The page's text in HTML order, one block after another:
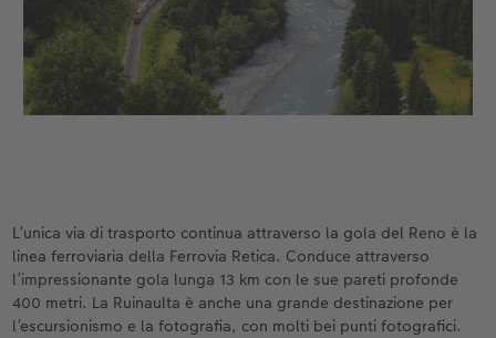
L’unica via di trasporto continua attraverso la gola del Reno è la
linea ferroviaria della Ferrovia Retica. Conduce attraverso
l’impressionante gola lunga 13 km con le sue pareti profonde
400 metri. La Ruinaulta è anche una grande destinazione per
l’escursionismo e la fotografia, con molti bei punti fotografici.